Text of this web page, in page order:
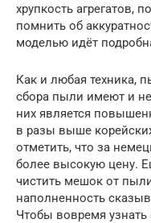
хрупкость агрегатов,
помнить об
моделью идёт
Как и любая техника,
сбора пыли имеют и
них является
в разы выше
отметить, что за
более высокую цену.
чистить мешок от
наполненность
Чтобы вовремя